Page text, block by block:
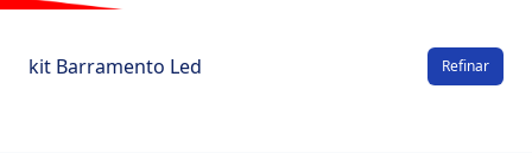
kit Barramento Led Refinar